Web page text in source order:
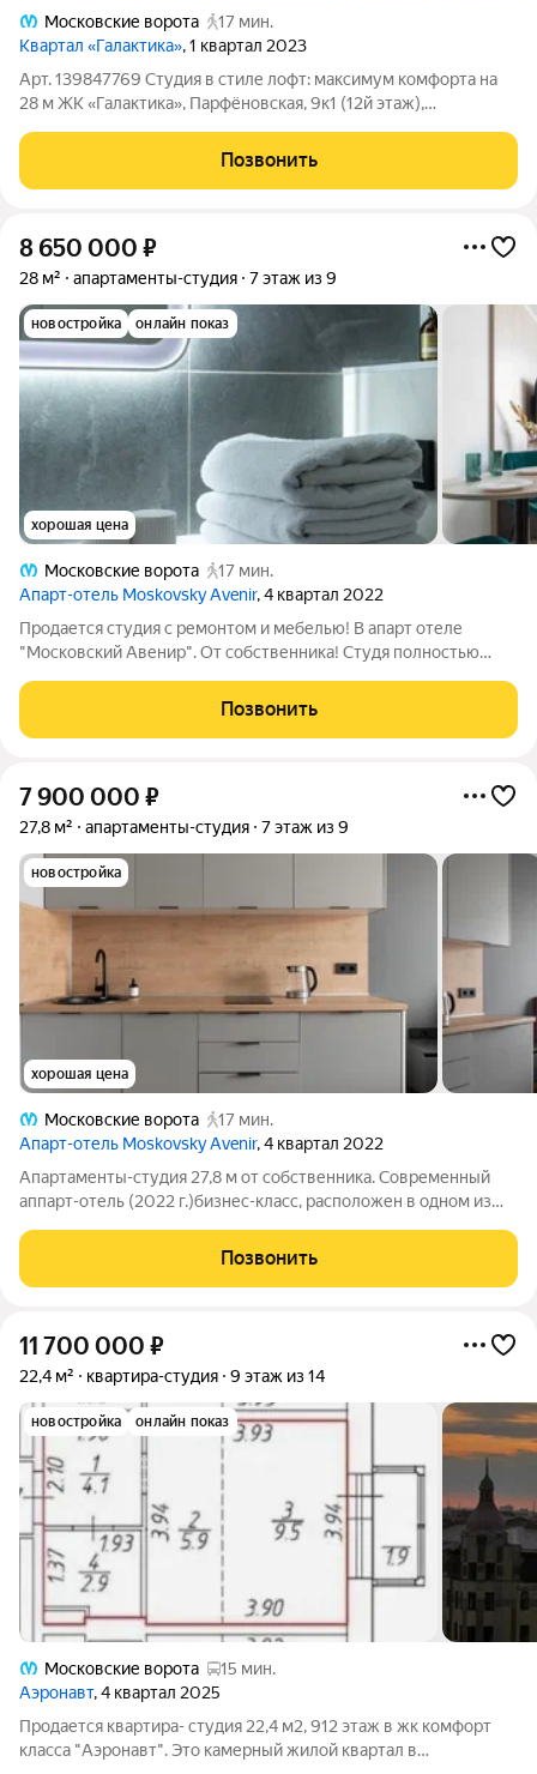
Московские ворота
17 мин.
Квартал «Галактика», 1 квартал 2023
Арт. 139847769 Студия в стиле лофт: максимум комфорта на
28 м ЖК «Галактика», Парфёновская, 9к1 (12й этаж),
продуманные детали и современный городской ритм. Здесь
всё устроено так, чтобы вы меньше
Позвонить
8 650 000 ₽
28 м² апартаменты-студия 7 этаж из 9
новостройка онлайн показ
хорошая цена
Московские ворота
17 мин.
Апарт-отель Moskovsky Avenir, 4 квартал 2022
Продается студия с ремонтом и мебелью! В апарт отеле
"Московский Авенир". От собственника! Студя полностью
Нет договора с УК компании можно проживать
самостоятельно. В студии удобная кровать с
Позвонить
7 900 000 ₽
27,8 м² апартаменты-студия 7 этаж из 9
новостройка
хорошая цена
Московские ворота
17 мин.
Апарт-отель Moskovsky Avenir, 4 квартал 2022
Апартаменты-студия 27,8 м от собственника. Современный
аппарт-отель (2022 г.)бизнес-класс, расположен в одном из
станции метро и остановка общественного транспорта).
Круглосуточная охрана,
Позвонить
11 700 000 ₽
22,4 м² квартира-студия 9 этаж из 14
новостройка онлайн показ
Московские ворота
15 мин.
Аэронавт, 4 квартал 2025
Продается квартира- студия 22,4 м2, 912 этаж в жк комфорт
класса "Аэронавт". Это камерный жилой квартал в